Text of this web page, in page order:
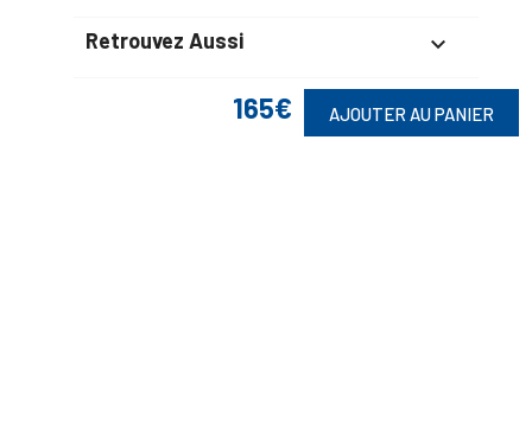
165€ AJOUTER AU PANIER
Retrouvez Aussi 